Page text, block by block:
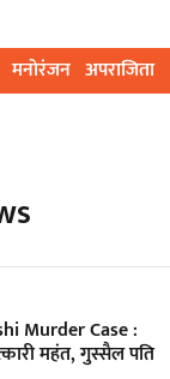
मनोरंजन अपराजिता
Murder Case :
महंत, गुस्सैल पति